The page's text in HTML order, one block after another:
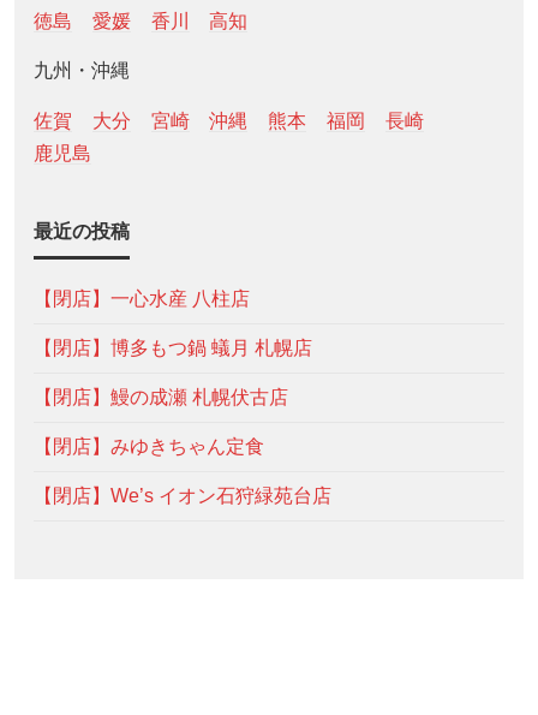
徳島 愛媛 香川 高知
九州・沖縄
佐賀 大分 宮崎 沖縄 熊本 福岡
長崎
鹿児島
最近の投稿
【閉店】一心水産 八柱店
【閉店】博多もつ鍋 蟻月 札幌店
【閉店】鰻の成瀬 札幌伏古店
【閉店】みゆきちゃん定食
【閉店】We’s イオン石狩緑苑台店